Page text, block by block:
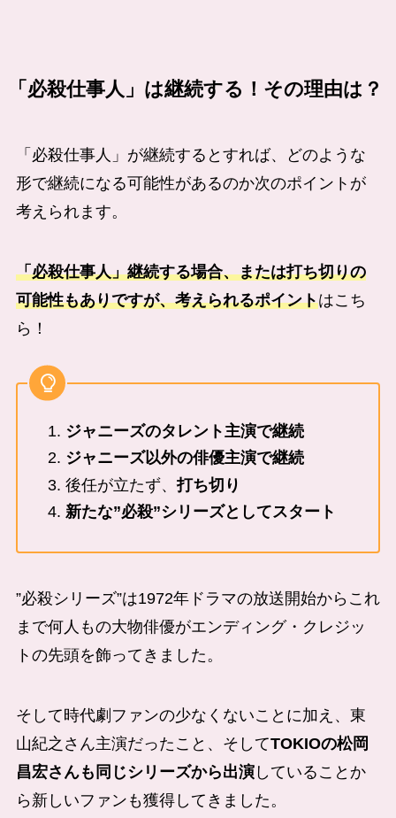
「必殺仕事人」は継続する！その理由は？
「必殺仕事人」が継続するとすれば、どのような
形で継続になる可能性があるのか次のポイントが
考えられます。
「必殺仕事人」継続する場合、または打ち切りの
可能性もありですが、考えられるポイントはこち
ら！
ジャニーズのタレント主演で継続
ジャニーズ以外の俳優主演で継続
後任が立たず、打ち切り
新たな”必殺”シリーズとしてスタート
”必殺シリーズ”は1972年ドラマの放送開始からこれ
まで何人もの大物俳優がエンディング・クレジッ
トの先頭を飾ってきました。
そして時代劇ファンの少なくないことに加え、東
山紀之さん主演だったこと、そしてTOKIOの松岡
昌宏さんも同じシリーズから出演していることか
ら新しいファンも獲得してきました。